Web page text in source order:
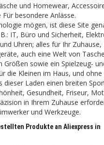
und Homewear,
besondere Anlässe.
mögen, ist diese Site
IT, Büro und Sicherheit,
Uhren; alles für Ihr Zuhause,
auch eine Welt von
Größen sowie ein Spielzeug-
die Kleinen im Haus, und ohne
dieser Laden einen breiten
Gesundheit, Friseur,
in Ihrem Zuhause
und Werkzeuge.
Produkte an Aliexpress in